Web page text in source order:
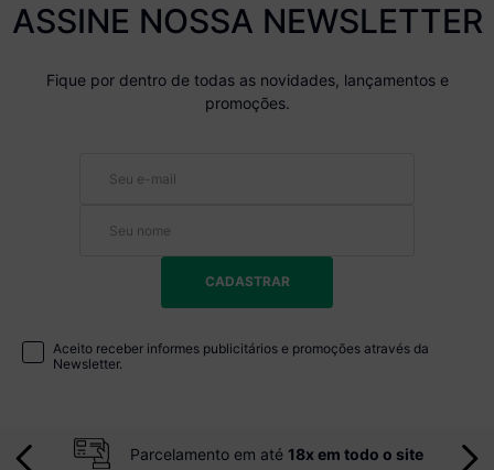
ASSINE NOSSA NEWSLETTER
Fique por dentro de todas as novidades, lançamentos e
promoções.
CADASTRAR
Aceito receber informes publicitários e promoções através da
Newsletter.
Parcelamento em até 18x em todo o site